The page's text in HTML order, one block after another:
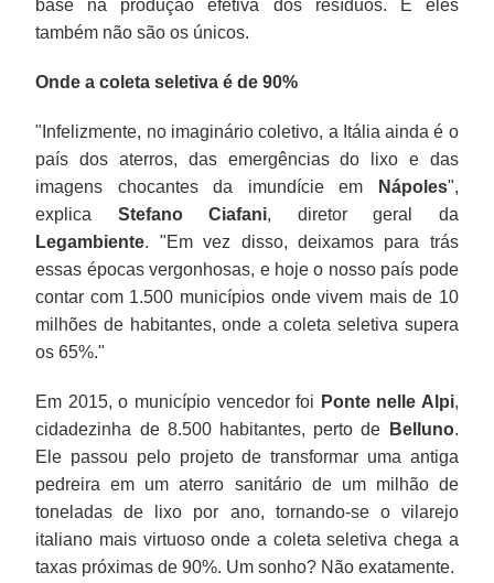
base na produção efetiva dos resíduos. E eles
também não são os únicos.
Onde a coleta seletiva é de 90%
"Infelizmente, no imaginário coletivo, a Itália ainda é o
país dos aterros, das emergências do lixo e das
imagens chocantes da imundície em
Nápoles",
explica Stefano Ciafani, diretor geral da
Legambiente. "Em vez disso, deixamos para trás
essas épocas vergonhosas, e hoje o nosso país pode
contar com 1.500 municípios onde vivem mais de 10
milhões de habitantes, onde a coleta seletiva supera
os 65%."
Em 2015, o município vencedor foi Ponte nelle Alpi,
cidadezinha de 8.500 habitantes, perto de
Belluno.
Ele passou pelo projeto de transformar uma antiga
pedreira em um aterro sanitário de um milhão de
toneladas de lixo por ano, tornando-se o vilarejo
italiano mais virtuoso onde a coleta seletiva chega a
taxas próximas de 90%. Um sonho? Não exatamente.